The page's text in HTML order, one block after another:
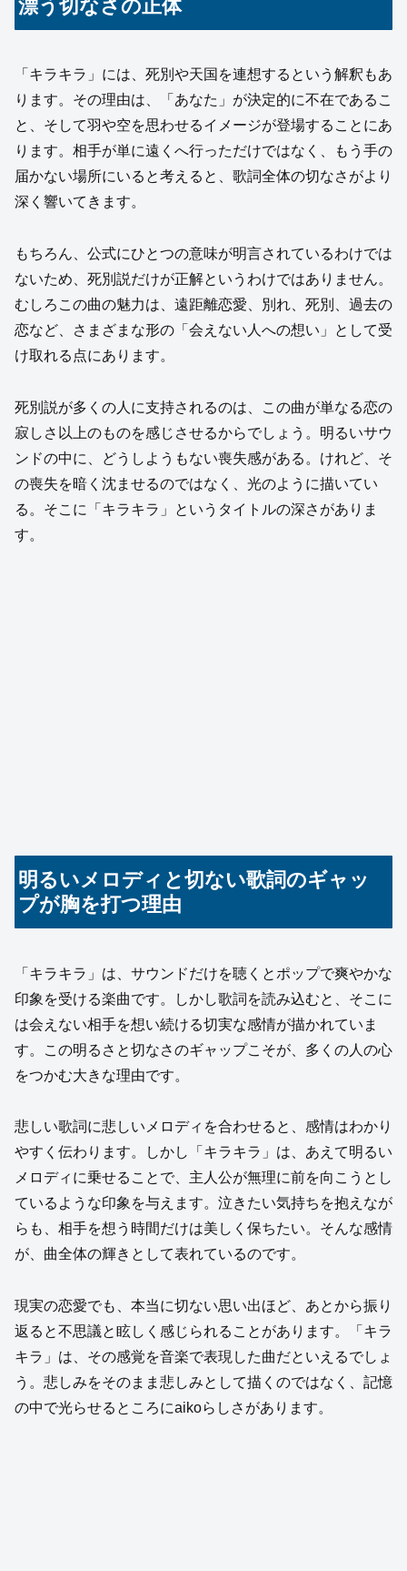
漂う切なさの正体
「キラキラ」には、死別や天国を連想するという解釈もあ
ります。その理由は、「あなた」が決定的に不在であるこ
と、そして羽や空を思わせるイメージが登場することにあ
ります。相手が単に遠くへ行っただけではなく、もう手の
届かない場所にいると考えると、歌詞全体の切なさがより
深く響いてきます。
もちろん、公式にひとつの意味が明言されているわけでは
ないため、死別説だけが正解というわけではありません。
むしろこの曲の魅力は、遠距離恋愛、別れ、死別、過去の
恋など、さまざまな形の「会えない人への想い」として受
け取れる点にあります。
死別説が多くの人に支持されるのは、この曲が単なる恋の
寂しさ以上のものを感じさせるからでしょう。明るいサウ
ンドの中に、どうしようもない喪失感がある。けれど、そ
の喪失を暗く沈ませるのではなく、光のように描いてい
る。そこに「キラキラ」というタイトルの深さがありま
す。
明るいメロディと切ない歌詞のギャッ
プが胸を打つ理由
「キラキラ」は、サウンドだけを聴くとポップで爽やかな
印象を受ける楽曲です。しかし歌詞を読み込むと、そこに
は会えない相手を想い続ける切実な感情が描かれていま
す。この明るさと切なさのギャップこそが、多くの人の心
をつかむ大きな理由です。
悲しい歌詞に悲しいメロディを合わせると、感情はわかり
やすく伝わります。しかし「キラキラ」は、あえて明るい
メロディに乗せることで、主人公が無理に前を向こうとし
ているような印象を与えます。泣きたい気持ちを抱えなが
らも、相手を想う時間だけは美しく保ちたい。そんな感情
が、曲全体の輝きとして表れているのです。
現実の恋愛でも、本当に切ない思い出ほど、あとから振り
返ると不思議と眩しく感じられることがあります。「キラ
キラ」は、その感覚を音楽で表現した曲だといえるでしょ
う。悲しみをそのまま悲しみとして描くのではなく、記憶
の中で光らせるところにaikoらしさがあります。